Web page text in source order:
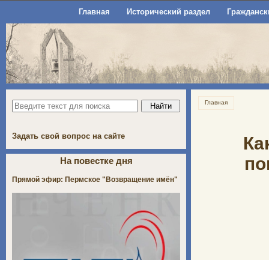
Главная Исторический раздел
Главная
Задать свой вопрос на сайте
На повестке дня
Прямой эфир: Пермское "Возвращение имён"